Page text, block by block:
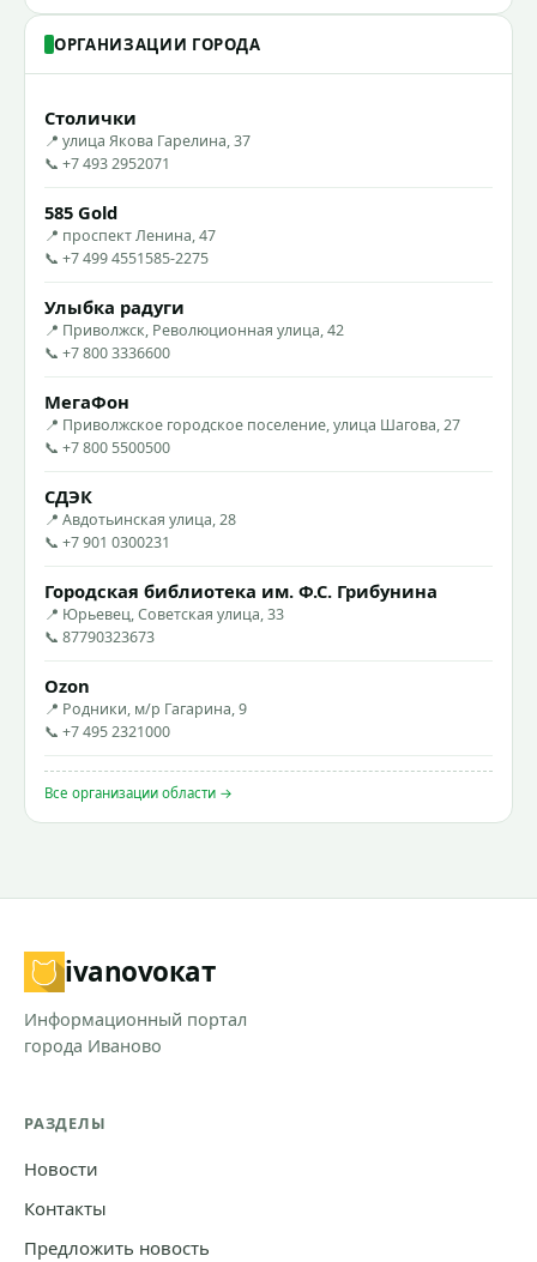
ОРГАНИЗАЦИИ ГОРОДА
Столички
📍 улица Якова Гарелина, 37
📞 +7 493 2952071
585 Gold
📍 проспект Ленина, 47
📞 +7 499 4551585-2275
Улыбка радуги
📍 Приволжск, Революционная улица, 42
📞 +7 800 3336600
МегаФон
📍 Приволжское городское поселение, улица Шагова, 27
📞 +7 800 5500500
СДЭК
📍 Авдотьинская улица, 28
📞 +7 901 0300231
Городская библиотека им. Ф.С. Грибунина
📍 Юрьевец, Советская улица, 33
📞 87790323673
Ozon
📍 Родники, м/р Гагарина, 9
📞 +7 495 2321000
Все организации области →
ivanovoкат
Информационный портал
города Иваново
РАЗДЕЛЫ
Новости
Контакты
Предложить новость